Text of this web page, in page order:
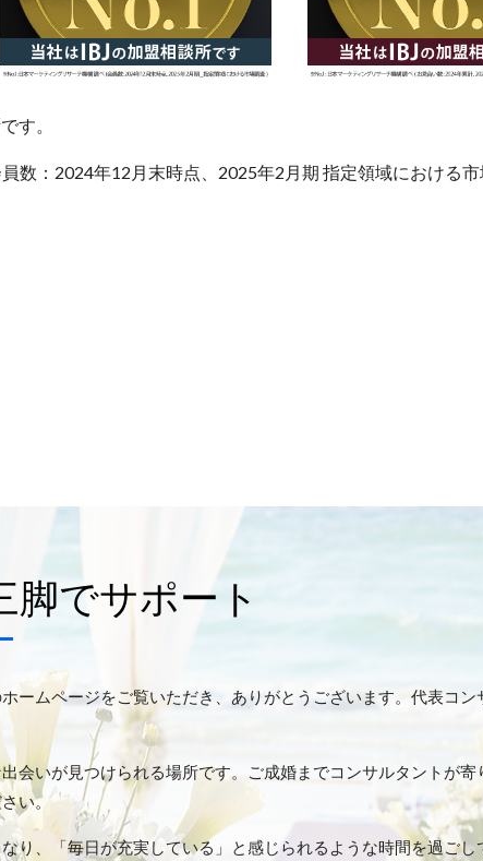
す。
：2024年12月末時点、2025年2月期 指定領域における市
脚でサポート
ームページをご覧いただき、ありがとうございます。代表コン
会いが見つけられる場所です。ご成婚までコンサルタントが寄
い。
り、「毎日が充実している」と感じられるような時間を過ごし